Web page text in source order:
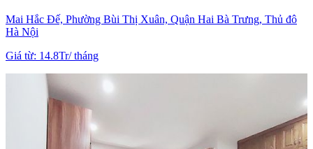
Mai Hắc Đế, Phường Bùi Thị Xuân, Quận Hai Bà Trưng, Thủ đô
Hà Nội
Giá từ: 14.8Tr/tháng